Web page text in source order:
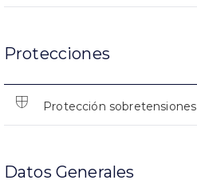
Protecciones
Protección sobretensiones
Datos Generales